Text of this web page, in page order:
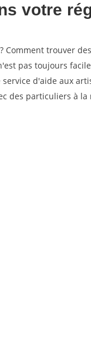
votre
Comment trouver
pas toujours
d'aide aux
des particuliers à